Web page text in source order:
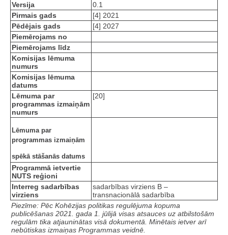
Versija
0.1
Pirmais gads
[4] 2021
Pēdējais gads
[4] 2027
Piemērojams no
Piemērojams līdz
Komisijas lēmuma
numurs
Komisijas lēmuma
datums
Lēmuma par
programmas izmaiņām
numurs
[20]
Lēmuma par
programmas izmaiņām
spēkā stāšanās datums
Programmā ietvertie
NUTS reģioni
Interreg sadarbības
virziens
sadarbības virziens B –
transnacionālā sadarbība
Piezīme: Pēc Kohēzijas politikas regulējuma kopuma
publicēšanas 2021. gada 1. jūlijā visas atsauces uz atbilstošām
regulām tika atjauninātas visā dokumentā. Minētais ietver arī
nebūtiskas izmaiņas Programmas veidnē.